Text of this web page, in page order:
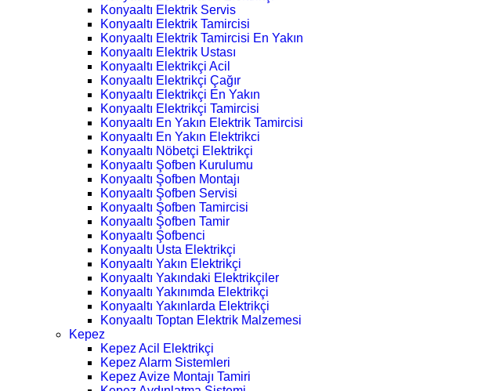
Konyaaltı Elektrik Servis
Konyaaltı Elektrik Tamircisi
Konyaaltı Elektrik Tamircisi En Yakın
Konyaaltı Elektrik Ustası
Konyaaltı Elektrikçi Acil
Konyaaltı Elektrikçi Çağır
Konyaaltı Elektrikçi En Yakın
Konyaaltı Elektrikçi Tamircisi
Konyaaltı En Yakın Elektrik Tamircisi
Konyaaltı En Yakın Elektrikci
Konyaaltı Nöbetçi Elektrikçi
Konyaaltı Şofben Kurulumu
Konyaaltı Şofben Montajı
Konyaaltı Şofben Servisi
Konyaaltı Şofben Tamircisi
Konyaaltı Şofben Tamir
Konyaaltı Şofbenci
Konyaaltı Usta Elektrikçi
Konyaaltı Yakın Elektrikçi
Konyaaltı Yakındaki Elektrikçiler
Konyaaltı Yakınımda Elektrikçi
Konyaaltı Yakınlarda Elektrikçi
Konyaaltı Toptan Elektrik Malzemesi
Kepez
Kepez Acil Elektrikçi
Kepez Alarm Sistemleri
Kepez Avize Montajı Tamiri